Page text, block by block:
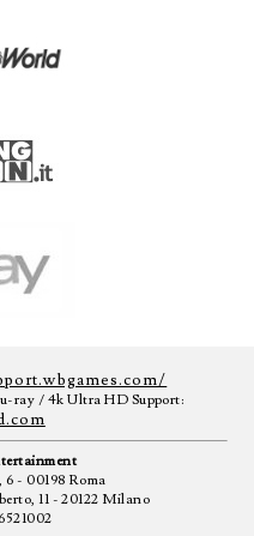
ray / 4k Ultra HD Support:
- 00198 Roma
11 - 20122 Milano